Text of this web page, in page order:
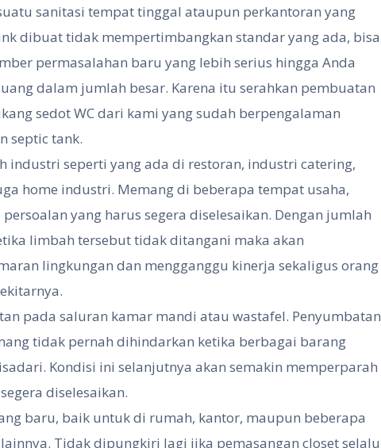
sanitasi tempat tinggal ataupun perkantoran yang
dibuat tidak mempertimbangkan standar yang ada, bisa
permasalahan baru yang lebih serius hingga Anda
dalam jumlah besar. Karena itu serahkan pembuatan
sedot WC dari kami yang sudah berpengalaman
septic tank.
industri seperti yang ada di restoran, industri catering,
home industri. Memang di beberapa tempat usaha,
yang harus segera diselesaikan. Dengan jumlah
limbah tersebut tidak ditangani maka akan
lingkungan dan mengganggu kinerja sekaligus orang
pada saluran kamar mandi atau wastafel. Penyumbatan
tidak pernah dihindarkan ketika berbagai barang
Kondisi ini selanjutnya akan semakin memperparah
diselesaikan.
baru, baik untuk di rumah, kantor, maupun beberapa
Tidak dipungkiri lagi jika pemasangan closet selalu